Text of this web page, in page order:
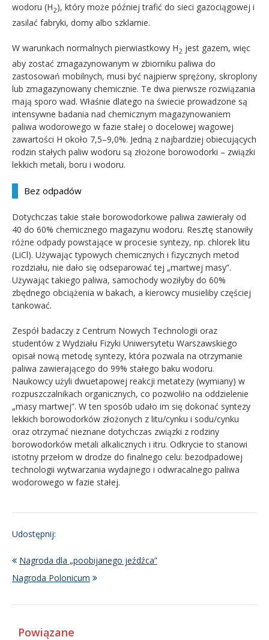
wodoru (H2), który może później trafić do sieci gazociągowej i
zasilać fabryki, domy albo szklarnie.
W warunkach normalnych pierwiastkowy H2 jest gazem, więc
aby zostać zmagazynowanym w zbiorniku paliwa do
zastosowań mobilnych, musi być najpierw sprężony, skroplony
lub zmagazynowany chemicznie. Te dwa pierwsze rozwiązania
mają sporo wad. Właśnie dlatego na świecie prowadzone są
intensywne badania nad chemicznym magazynowaniem
paliwa wodorowego w fazie stałej o docelowej wagowej
zawartości H około 7,5–9,0%. Jedną z najbardziej obiecujących
rodzin stałych paliw wodoru są złożone borowodorki – związki
lekkich metali, boru i wodoru.
Bez odpadów
Dotychczas takie stałe borowodorkowe paliwa zawierały od
40 do 60% chemicznego magazynu wodoru. Resztę stanowiły
różne odpady powstające w procesie syntezy, np. chlorek litu
(LiCl). Używając typowych chemicznych i fizycznych metod
rozdziału, nie dało się odseparować tej „martwej masy”.
Używając takiego paliwa, samochody woziłyby do 60%
zbędnego obciążenia w bakach, a kierowcy musieliby częściej
tankować.
Zespół badaczy z Centrum Nowych Technologii oraz
studentów z Wydziału Fizyki Uniwersytetu Warszawskiego
opisał nową metodę syntezy, która pozwala na otrzymanie
paliwa zawierającego do 99% stałego baku wodoru.
Naukowcy użyli dwuetapowej reakcji metatezy (wymiany) w
rozpuszczalnikach organicznych, co pozwoliło na oddzielenie
„masy martwej”. W ten sposób udało im się dokonać syntezy
lekkich borowodorków złożonych z litu/cynku i sodu/cynku
oraz otrzymać nieznane dotychczas związki z rodziny
borowodorków metali alkalicznych i itru. Odkrycie to stanowi
istotny przełom w drodze do finalnego celu: bezodpadowej
technologii wytwarzania wydajnego i odwracalnego paliwa
wodorowego w fazie stałej.
Udostępnij:
Nagroda dla „poobijanego jeźdźca”
Nagroda Polonicum
Powiązane